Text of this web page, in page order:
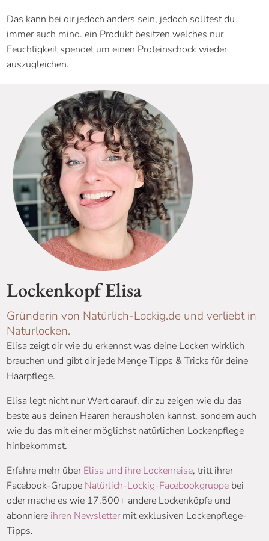
Das kann bei dir jedoch anders sein, jedoch solltest du
immer auch mind. ein Produkt besitzen welches nur
Feuchtigkeit spendet um einen Proteinschock wieder
auszugleichen.
Lockenkopf Elisa
Gründerin von Natürlich-Lockig.de und verliebt in
Naturlocken.
Elisa zeigt dir wie du erkennst was deine Locken wirklich
brauchen und gibt dir jede Menge Tipps & Tricks für deine
Haarpflege.
Elisa legt nicht nur Wert darauf, dir zu zeigen wie du das
beste aus deinen Haaren herausholen kannst, sondern auch
wie du das mit einer möglichst natürlichen Lockenpflege
hinbekommst.
Erfahre mehr überElisa und ihre Lockenreise, tritt ihrer
Facebook-Gruppe Natürlich-Lockig-Facebookgruppe bei
oder mache es wie 17.500+ andere Lockenköpfe und
abonniere ihren Newslettermit exklusiven Lockenpflege-
Tipps.